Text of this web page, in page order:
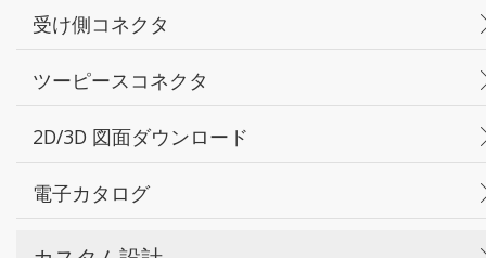
受け側コネクタ
ツーピースコネクタ
2D/3D 図面ダウンロード
電子カタログ